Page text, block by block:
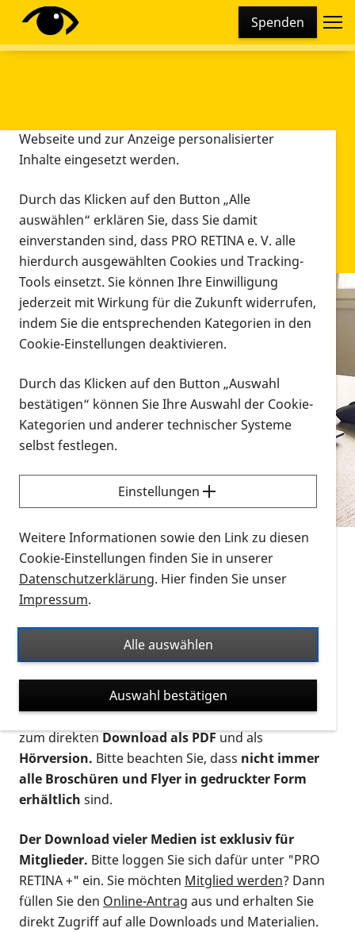
Spenden
Infomaterial
Infomaterial
Vorlesen
Alle Infomaterialien in verschiedenen
Formaten an einem Ort
Sie möchten wissen, wie Sie nach Infonmaterial
suchen und dieses bestellen bzw. herunterladen
können? Schauen Sie sich dieErklärvideos zum
Thema Infomaterial auf der PRO RETINA-Website
für blinde und sehbehinderte Menschen an.
Auf dieser Seite finden Sie sämtliches Infomaterial
Ort. Nutzen Sie den Formatfilter, um ausschließlich
nach Flyern und Broschüren, Audios oder Videos zu
suchen. Die meisten Flyer und Broschüren werden in
verschiedenen Formaten angeboten: zur
postalischen Bestellung als gedruckte Variante
zum direktenDownload als PDFund als
Hörversion. Bitte beachten Sie, dass nicht immer
alle Broschüren und Flyer in gedruckter Form
erhältlich sind.
Der Download vieler Medien ist exklusiv für
Mitglieder. Bitte loggen Sie sich dafür unter "PRO
RETINA +" ein. Sie möchten Mitglied werden? Dann
füllen Sie den Online-Antrag aus und erhalten Sie
direkt Zugriff auf alle Downloads und Materialien.
Diese Webseite setzt verschiedene Cookies und
Tracking-Tools ein. Dies beinhaltet Cookies und
Webseite und zur Anzeige personalisierter
Inhalte eingesetzt werden.
Durch das Klicken auf den Button „Alle
auswählen“ erklären Sie, dass Sie damit
einverstanden sind, dass PRO RETINA e. V. alle
hierdurch ausgewählten Cookies und Tracking-
Tools einsetzt. Sie können Ihre Einwilligung
jederzeit mit Wirkung für die Zukunft widerrufen,
indem Sie die entsprechenden Kategorien in den
Cookie-Einstellungen deaktivieren.
Durch das Klicken auf den Button „Auswahl
bestätigen“ können Sie Ihre Auswahl der Cookie-
Kategorien und anderer technischer Systeme
selbst festlegen.
Einstellungen
Weitere Informationen sowie den Link zu diesen
Cookie-Einstellungen finden Sie in unserer
Datenschutzerklärung. Hier finden Sie unser
Impressum.
Alle auswählen
Auswahl bestätigen